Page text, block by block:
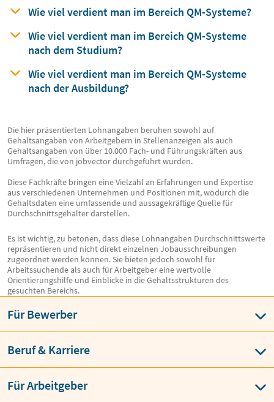
Wie viel verdient man im Bereich QM-Systeme?
Wie viel verdient man im Bereich QM-Systeme
nach dem Studium?
Wie viel verdient man im Bereich QM-Systeme
nach der Ausbildung?
Die hier präsentierten Lohnangaben beruhen sowohl auf
Gehaltsangaben von Arbeitgebern in Stellenanzeigen als auch
Gehaltsangaben von über 10.000 Fach- und Führungskräften aus
Umfragen, die von jobvector durchgeführt wurden.
Diese Fachkräfte bringen eine Vielzahl an Erfahrungen und Expertise
aus verschiedenen Unternehmen und Positionen mit, wodurch die
Gehaltsdaten eine umfassende und aussagekräftige Quelle für
Durchschnittsgehälter darstellen.
Es ist wichtig, zu betonen, dass diese Lohnangaben Durchschnittswerte
repräsentieren und nicht direkt einzelnen Jobausschreibungen
zugeordnet werden können. Sie bieten jedoch sowohl für
Arbeitssuchende als auch für Arbeitgeber eine wertvolle
Orientierungshilfe und Einblicke in die Gehaltsstrukturen des
gesuchten Bereichs.
Für Bewerber
Beruf & Karriere
Für Arbeitgeber